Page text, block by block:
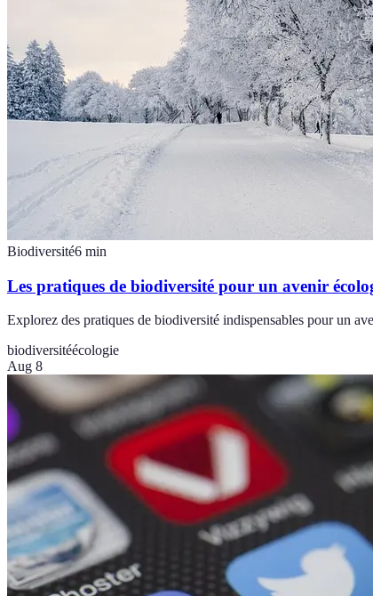
Biodiversité6 min
Les pratiques de biodiversité pour un avenir
Explorez des pratiques de biodiversité indispensables pour un
biodiversitéécologie
Aug 8